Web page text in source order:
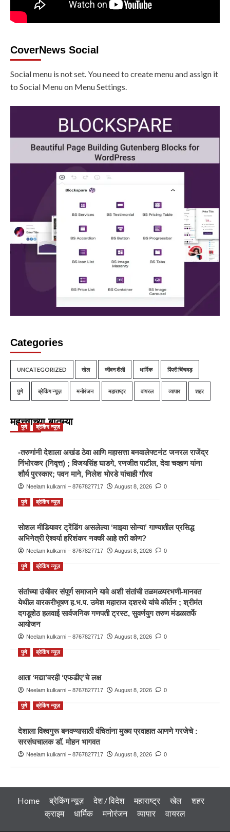
CoverNews Social
Social menu is not set. You need to create menu and assign it
to Social Menu on Menu Settings.
Categories
UNCATEGORIZED खेल जीवन शैली धार्मिक पिंपरी चिंचवड़
पुणे ब्रेकिंग न्यूज़ मनोरंजन महाराष्ट्र वायरल व्यापार शहर
महत्त्वाच्या बातम्या
पुणे ब्रेकिंग न्यूज़
-तरुणांनी देशाला अखंड ठेवा आणि महासत्ता बनवालेफ्टनंट जनरल राजेंद्र
निंभोरकर (निवृत्त) ; विजयसिंह घाडगे, रणजीत पाटील, देवा चव्हाण यांना
शौर्य पुरस्कार; पवन माने, निलेश भोरडे यांचाही गौरव
Neelam kulkarni – 8767827717 August 8, 2026 0
पुणे ब्रेकिंग न्यूज़
सोशल मीडियावर ट्रेंडिंग असलेल्या ‘माझ्या सोन्या’ गाण्यातील प्रसिद्ध
अभिनेत्री ऐश्वर्या हरिशंकर नक्की आहे तरी कोण?
Neelam kulkarni – 8767827717 August 8, 2026 0
पुणे ब्रेकिंग न्यूज़
संतांच्या उंचीवर संपूर्ण समाजाने यावे अशी संतांची तळमळपरभणी-मानवत
येथील वारकरीभूषण ह.भ.प. उमेश महाराज दशरथे यांचे कीर्तन ; श्रीमंत
दगडूशेठ हलवाई सार्वजनिक गणपती ट्रस्ट, सुवर्णयुग तरुण मंडळातर्फे
आयोजन
Neelam kulkarni – 8767827717 August 8, 2026 0
पुणे ब्रेकिंग न्यूज़
आता ‘मद्या’वरही ‘एफडीए’चे लक्ष
Neelam kulkarni – 8767827717 August 8, 2026 0
पुणे ब्रेकिंग न्यूज़
देशाला विश्वगुरू बनवण्यासाठी वंचितांना मुख्य प्रवाहात आणणे गरजेचे :
सरसंघचालक डाॅ. मोहन भागवत
Neelam kulkarni – 8767827717 August 8, 2026 0
Home ब्रेकिंग न्यूज़ देश / विदेश महाराष्ट्र खेल
शहर
क्राइम
धार्मिक मनोरंजन व्यापार वायरल